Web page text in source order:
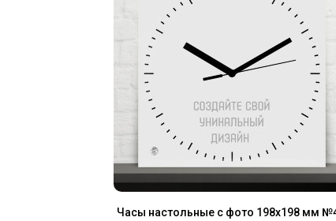
Часы настольные с фото 198х198 мм